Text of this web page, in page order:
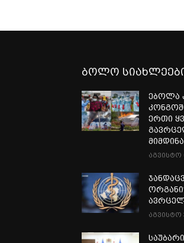
ბოლო
ებოლა
ერთი
აგვისტო
აგვისტო